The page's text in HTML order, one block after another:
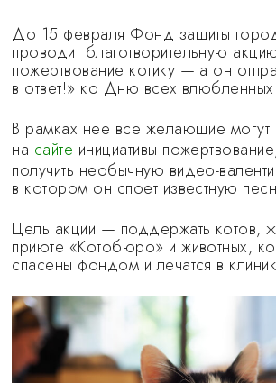
До 15 февраля Фонд защиты
проводит благотворительную
пожертвование котику — а он
в ответ!» ко Дню всех влюбленных.
В рамках нее все желающие могут
на сайте инициативы
получить необычную видео-
в котором он споет известную
Цель акции — поддержать котов,
приюте «Котобюро» и животных,
спасены фондом и лечатся в